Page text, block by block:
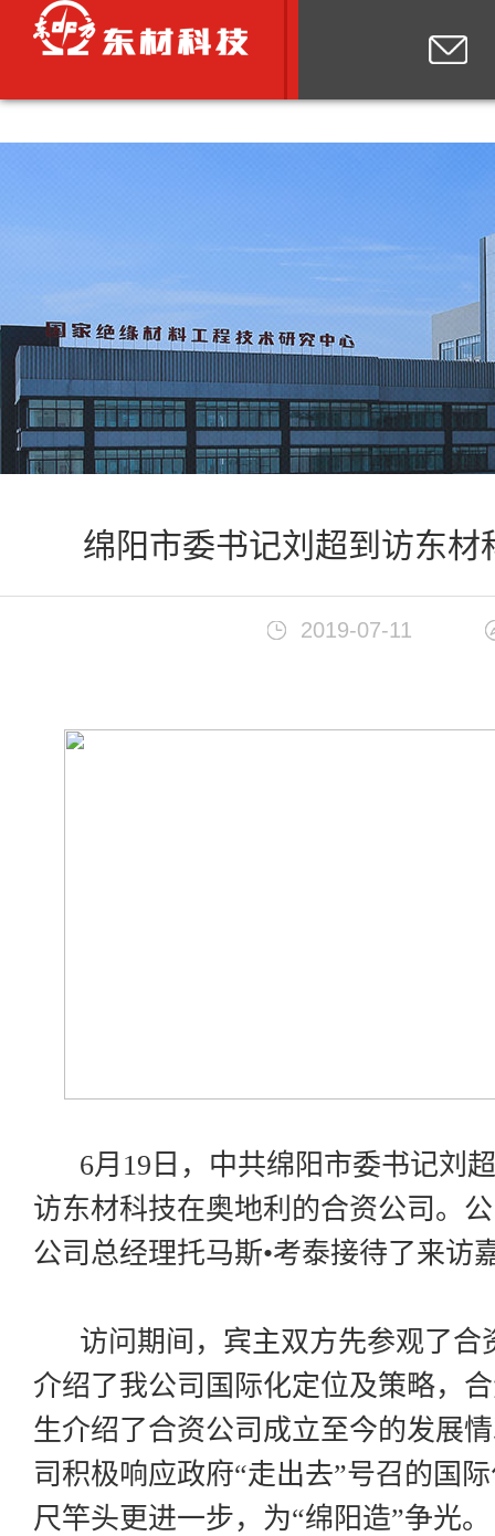
绵阳市委书记刘超到访东材
2019-07-11
6月 19 日，中共绵阳市委书记刘
访东材科技在奥地利的合资公司。
公司总经理托马斯•考泰接待了来访
访问期间，宾主双方先参观了合
介绍了我公司国际化定位及策略，
生介绍了合资公司成立至今的发展
司积极响应政府“走出去”号召的国
尺竿头更进一步，为“绵阳造”争光。